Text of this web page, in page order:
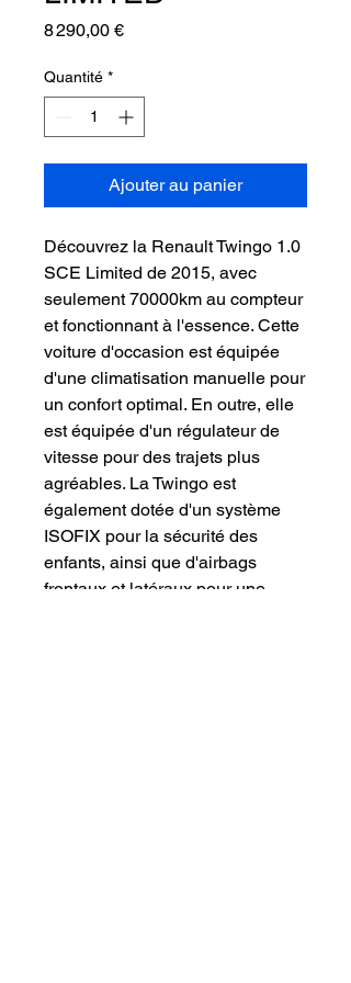
8 290,00 €Prix
Quantité *
Ajouter au panier
Découvrez la Renault Twingo 1.0
SCE Limited de 2015, avec
seulement 70000km au compteur
et fonctionnant à l'essence. Cette
voiture d'occasion est équipée
d'une climatisation manuelle pour
un confort optimal. En outre, elle
est équipée d'un régulateur de
vitesse pour des trajets plus
agréables. La Twingo est
également dotée d'un système
ISOFIX pour la sécurité des
enfants, ainsi que d'airbags
frontaux et latéraux pour une